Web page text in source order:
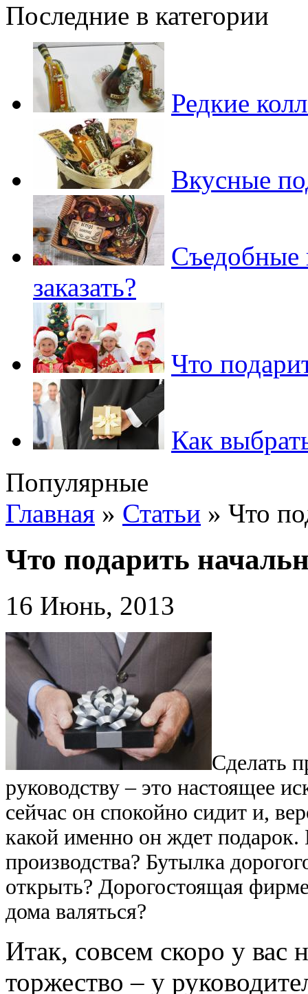
Последние в категории
Редкие
Вкусные
Съедобные
заказать?
Что
Как
Популярные
Главная » Статьи » Что
Что подарить
16 Июнь, 2013
Сделать
руководству – это настоящее
сейчас он спокойно сидит и,
какой именно он ждет подарок.
производства? Бутылка
открыть? Дорогостоящая
дома валяться?
Итак, совсем скоро у вас
торжество – у